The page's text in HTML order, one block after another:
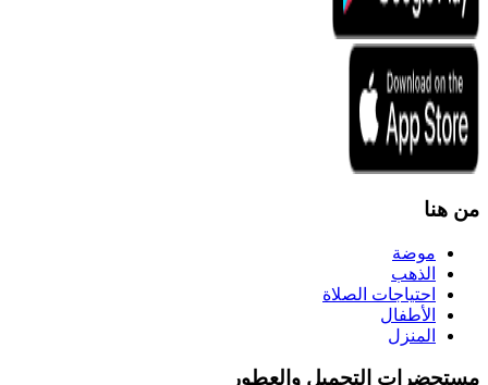
من هنا
موضة
الذهب
احتياجات الصلاة
الأطفال
المنزل
مستحضرات التجميل والعطور